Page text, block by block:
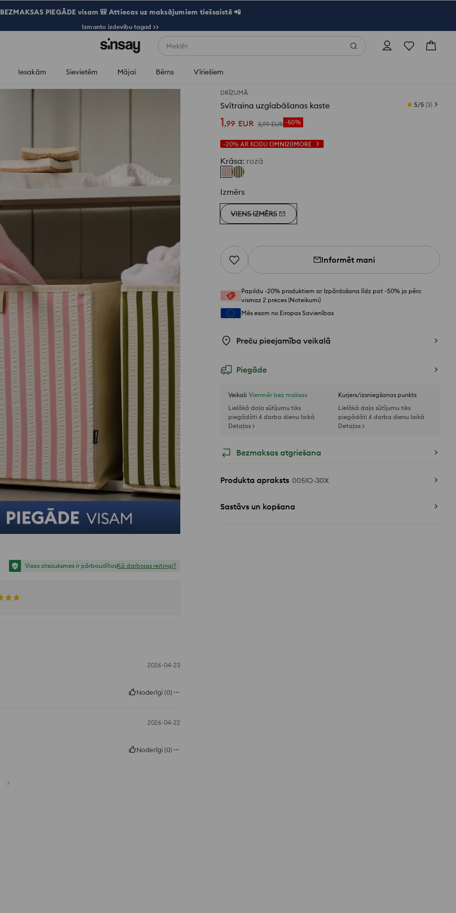
BEZMAKSAS PIEGĀDE visam 🎒 Attiecas uz maksājumiem tiešsaistē 📲
Izmanto izdevību tagad >>
Meklēt
Iesakām Sievietēm Mājai Bērns Vīriešiem
DRĪZUMĀ
Svītraina uzglabāšanas kaste 5/5 (3)
1,99 EUR 3,99 EUR -50%
-20% AR KODU OMNI20MORE
Krāsa: rozā
Izmērs
VIENS IZMĒRS
Informēt mani
Papildu -20% produktiem ar Izpārdošana līdz pat -50% ja pērc
vismaz 2 preces (Noteikumi)
Mēs esam no Eiropas Savienības
Preču pieejamība veikalā
Piegāde
Veikali Vienmēr bez maksas
Lielākā daļa sūtījumu tiks
piegādāti 6 darba dienu laikā
Detaļas >
Kurjers/izsniegšanas punkts
Lielākā daļa sūtījumu tiks
piegādāti 6 darba dienu laikā
Detaļas >
Bezmaksas atgriešana
Produkta apraksts 005IO-30X
Sastāvs un kopšana
Visas atsauksmes ir pārbaudītasKā darbojas reitingi?
2026-04-23
Noderīgi(0)
2026-04-22
Noderīgi(0)